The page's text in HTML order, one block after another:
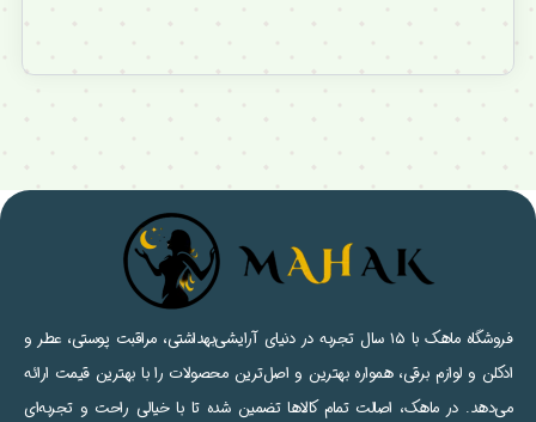
فروشگاه ماهک با ۱۵ سال تجربه در دنیای آرایشی‌بهداشتی، مراقبت پوستی، عطر و
ادکلن و لوازم برقی، همواره بهترین و اصل‌ترین محصولات را با بهترین قیمت ارائه
می‌دهد. در ماهک، اصالت تمام کالاها تضمین شده تا با خیالی راحت و تجربه‌ای